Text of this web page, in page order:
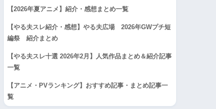
【2026年夏アニメ】紹介・感想まとめ一覧
【やる夫スレ紹介・感想】やる夫広場 2026年GWプチ短
編祭 紹介まとめ
【やる夫スレ十選 2026年2月】人気作品まとめ＆紹介記事
一覧
【アニメ・PVランキング】おすすめ記事・まとめ記事一
覧